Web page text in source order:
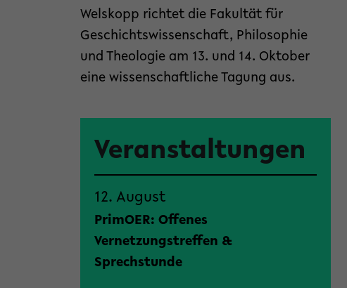
Welskopp richtet die Fakultät für
Geschichtswissenschaft, Philosophie
und Theologie am 13. und 14. Oktober
eine wissenschaftliche Tagung aus.
Veranstaltungen
12. August
PrimOER: Offenes
Vernetzungstreffen &
Sprechstunde